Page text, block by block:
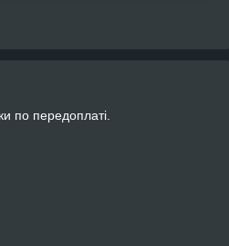
по передоплаті.